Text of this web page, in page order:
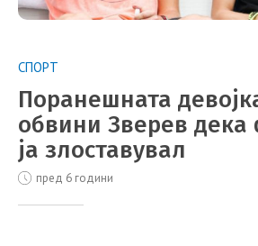
СПОРТ
Поранешната
обвини Зверев дека
ја злоставувал
пред 6 години